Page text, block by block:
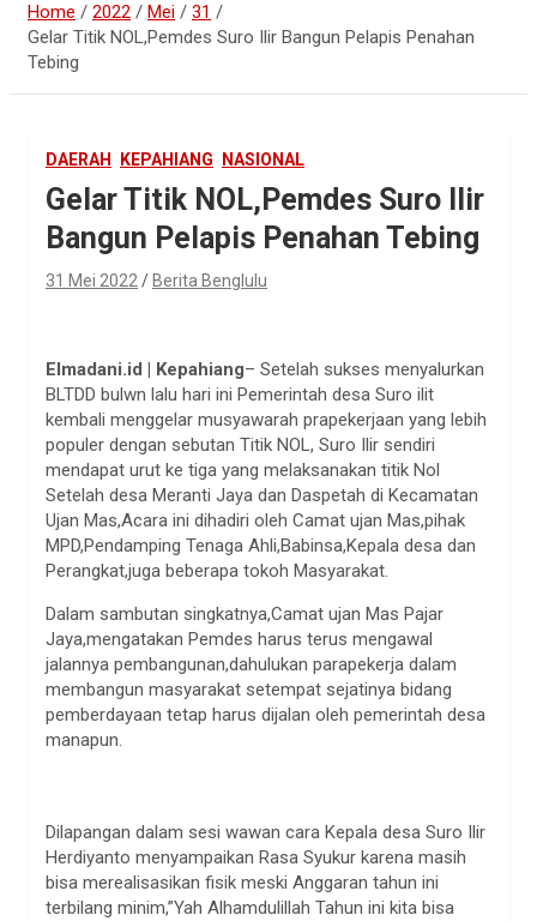
Home 2022 Mei
31
Gelar Titik NOL,Pemdes Suro Ilir Bangun Pelapis Penahan
Tebing
DAERAH KEPAHIANG NASIONAL
Gelar Titik NOL,Pemdes Suro Ilir
Bangun Pelapis Penahan Tebing
31 Mei 2022 Berita Benglulu
Elmadani.id | Kepahiang– Setelah sukses menyalurkan
BLTDD bulwn lalu hari ini Pemerintah desa Suro ilit
kembali menggelar musyawarah prapekerjaan yang lebih
populer dengan sebutan Titik NOL, Suro Ilir sendiri
mendapat urut ke tiga yang melaksanakan titik Nol
Setelah desa Meranti Jaya dan Daspetah di Kecamatan
Ujan Mas,Acara ini dihadiri oleh Camat ujan Mas,pihak
MPD,Pendamping Tenaga Ahli,Babinsa,Kepala desa dan
Perangkat,juga beberapa tokoh Masyarakat.
Dalam sambutan singkatnya,Camat ujan Mas Pajar
Jaya,mengatakan Pemdes harus terus mengawal
jalannya pembangunan,dahulukan parapekerja dalam
membangun masyarakat setempat sejatinya bidang
pemberdayaan tetap harus dijalan oleh pemerintah desa
manapun.
Dilapangan dalam sesi wawan cara Kepala desa Suro Ilir
Herdiyanto menyampaikan Rasa Syukur karena masih
bisa merealisasikan fisik meski Anggaran tahun ini
terbilang minim,”Yah Alhamdulillah Tahun ini kita bisa